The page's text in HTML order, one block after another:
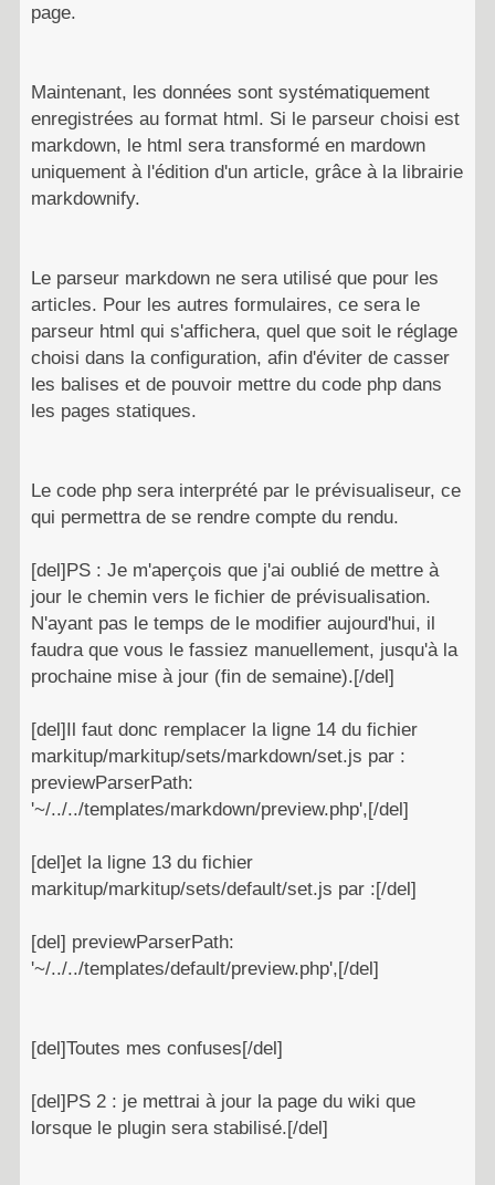
page.
Maintenant, les données sont systématiquement
enregistrées au format html. Si le parseur choisi est
markdown, le html sera transformé en mardown
uniquement à l'édition d'un article, grâce à la librairie
markdownify.
Le parseur markdown ne sera utilisé que pour les
articles. Pour les autres formulaires, ce sera le
parseur html qui s'affichera, quel que soit le réglage
choisi dans la configuration, afin d'éviter de casser
les balises et de pouvoir mettre du code php dans
les pages statiques.
Le code php sera interprété par le prévisualiseur, ce
qui permettra de se rendre compte du rendu.
[del]PS : Je m'aperçois que j'ai oublié de mettre à
jour le chemin vers le fichier de prévisualisation.
N'ayant pas le temps de le modifier aujourd'hui, il
faudra que vous le fassiez manuellement, jusqu'à la
prochaine mise à jour (fin de semaine).[/del]
[del]Il faut donc remplacer la ligne 14 du fichier
markitup/markitup/sets/markdown/set.js par :
previewParserPath:
'~/../../templates/markdown/preview.php',[/del]
[del]et la ligne 13 du fichier
markitup/markitup/sets/default/set.js par :[/del]
[del] previewParserPath:
'~/../../templates/default/preview.php',[/del]
[del]Toutes mes confuses[/del]
[del]PS 2 : je mettrai à jour la page du wiki que
lorsque le plugin sera stabilisé.[/del]